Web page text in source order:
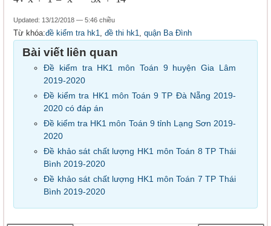
Updated: 13/12/2018 — 5:46 chiều
Từ khóa:đề kiểm tra hk1 đề thi hk1 quận Ba Đình
Bài viết liên quan
Đề kiểm tra HK1 môn Toán 9 huyện Gia Lâm
2019-2020
Đề kiểm tra HK1 môn Toán 9 TP Đà Nẵng 2019-
2020 có đáp án
Đề kiểm tra HK1 môn Toán 9 tỉnh Lạng Sơn 2019-
2020
Đề khảo sát chất lượng HK1 môn Toán 8 TP Thái
Bình 2019-2020
Đề khảo sát chất lượng HK1 môn Toán 7 TP Thái
Bình 2019-2020